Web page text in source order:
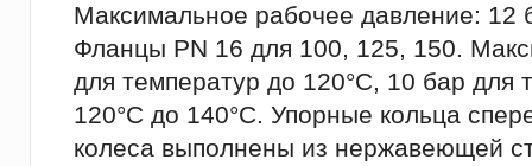
Максимальное рабочее давление: 12
Фланцы PN 16 для 100, 125, 150.
для температур до 120°C, 10 бар для
120°C до 140°C. Упорные кольца
колеса выполнены из нержавеющей